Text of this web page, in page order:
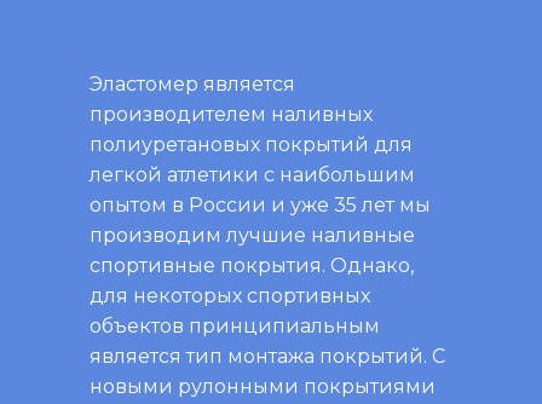
Эластомер является
производителем наливных
полиуретановых покрытий для
легкой атлетики с наибольшим
опытом в России и уже 35 лет мы
производим лучшие наливные
спортивные покрытия. Однако,
для некоторых спортивных
объектов принципиальным
является тип монтажа покрытий. С
новыми рулонными покрытиями